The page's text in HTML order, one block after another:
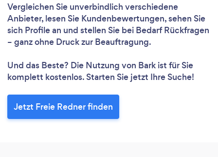
Vergleichen Sie unverbindlich verschiedene
Anbieter, lesen Sie Kundenbewertungen, sehen Sie
sich Profile an und stellen Sie bei Bedarf Rückfragen
– ganz ohne Druck zur Beauftragung.
Und das Beste? Die Nutzung von Bark ist für Sie
komplett kostenlos. Starten Sie jetzt Ihre Suche!
Jetzt Freie Redner finden